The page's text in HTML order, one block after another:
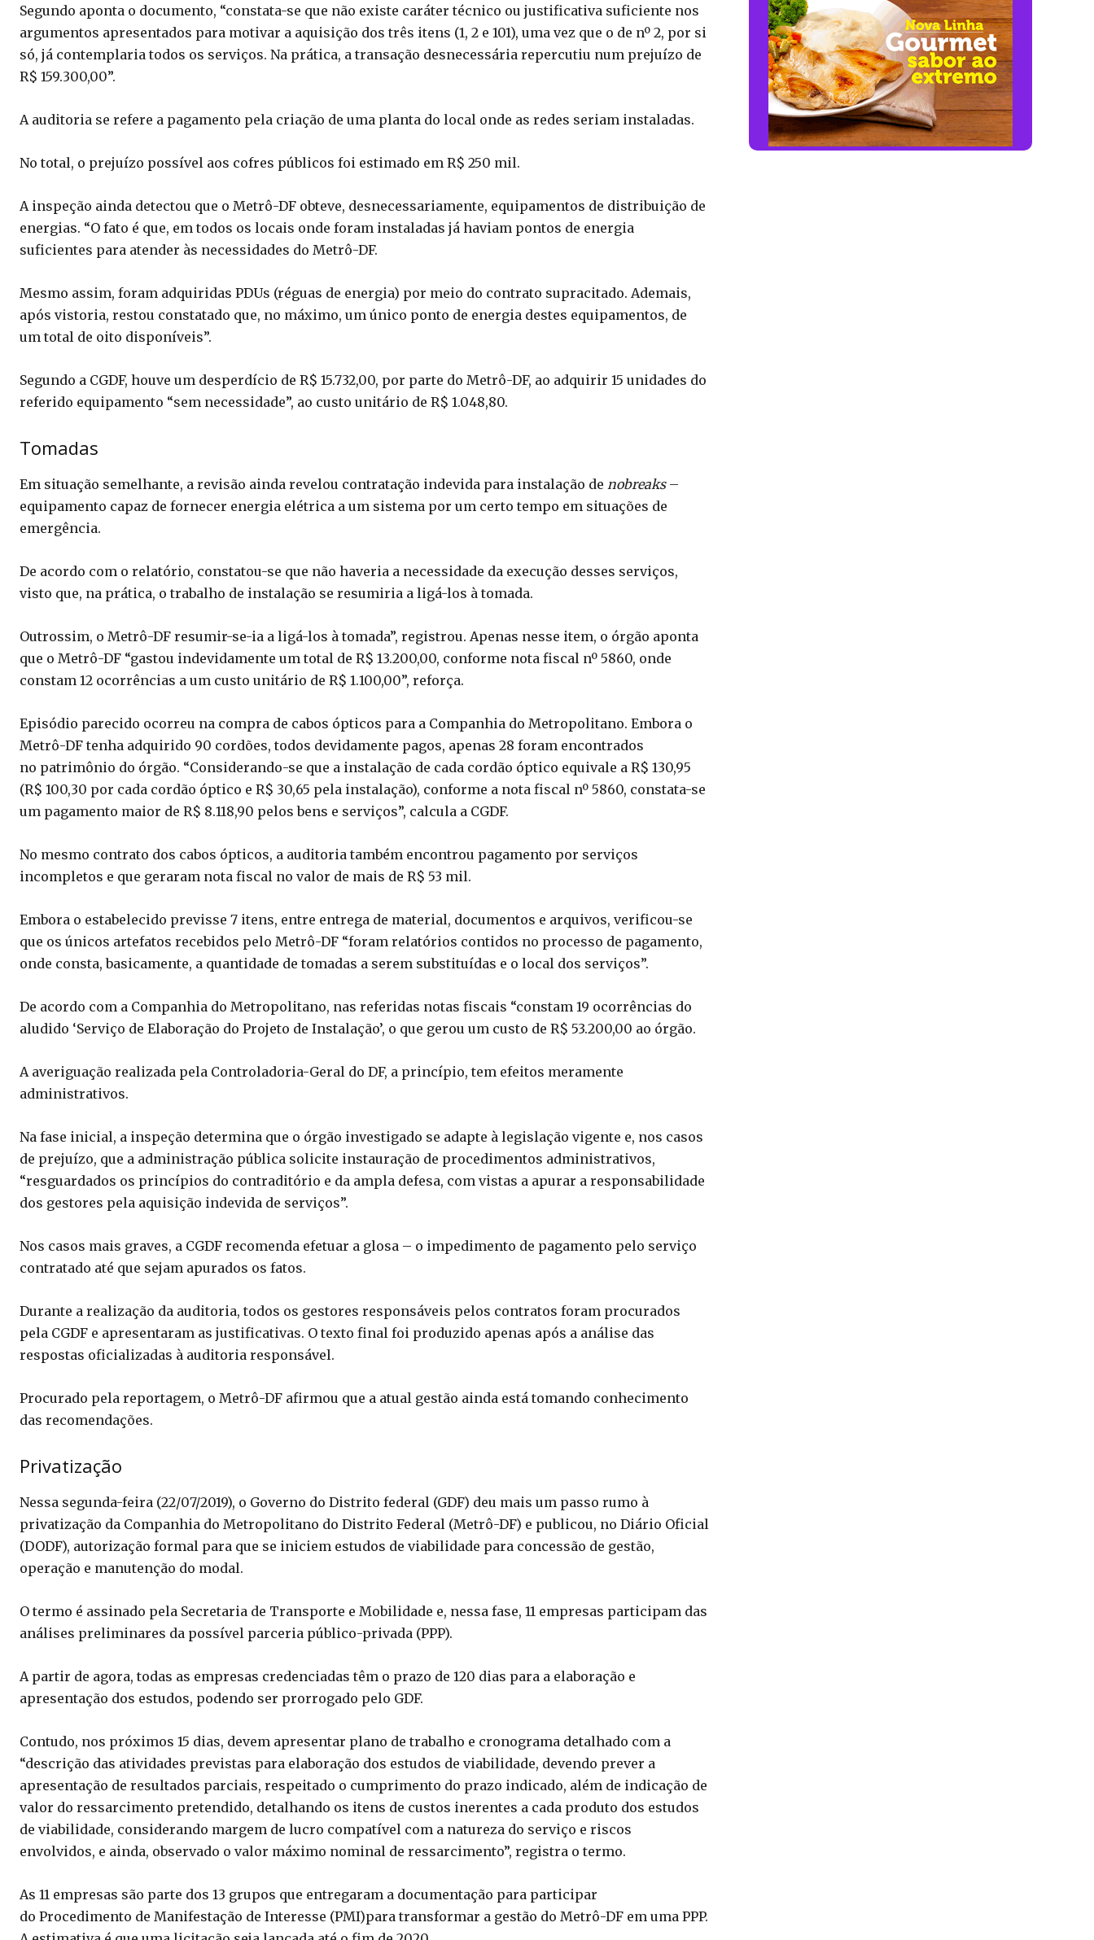
Segundo aponta o documento, “constata-se que não existe caráter técnico ou justificativa suficiente nos
argumentos apresentados para motivar a aquisição dos três itens (1, 2 e 101), uma vez que o de nº 2, por si
só, já contemplaria todos os serviços. Na prática, a transação desnecessária repercutiu num prejuízo de
R$ 159.300,00”.
A auditoria se refere a pagamento pela criação de uma planta do local onde as redes seriam instaladas.
No total, o prejuízo possível aos cofres públicos foi estimado em R$ 250 mil.
A inspeção ainda detectou que o Metrô-DF obteve, desnecessariamente, equipamentos de distribuição de
energias. “O fato é que, em todos os locais onde foram instaladas já haviam pontos de energia
suficientes para atender às necessidades do Metrô-DF.
Mesmo assim, foram adquiridas PDUs (réguas de energia) por meio do contrato supracitado. Ademais,
após vistoria, restou constatado que, no máximo, um único ponto de energia destes equipamentos, de
um total de oito disponíveis”.
Segundo a CGDF, houve um desperdício de R$ 15.732,00, por parte do Metrô-DF, ao adquirir 15 unidades do
referido equipamento “sem necessidade”, ao custo unitário de R$ 1.048,80.
Tomadas
Em situação semelhante, a revisão ainda revelou contratação indevida para instalação de nobreaks–
equipamento capaz de fornecer energia elétrica a um sistema por um certo tempo em situações de
emergência.
De acordo com o relatório, constatou-se que não haveria a necessidade da execução desses serviços,
visto que, na prática, o trabalho de instalação se resumiria a ligá-los à tomada.
Outrossim, o Metrô-DF resumir-se-ia a ligá-los à tomada”, registrou. Apenas nesse item, o órgão aponta
que o Metrô-DF “gastou indevidamente um total de R$ 13.200,00, conforme nota fiscal nº 5860, onde
constam 12 ocorrências a um custo unitário de R$ 1.100,00”, reforça.
Episódio parecido ocorreu na compra de cabos ópticos para a Companhia do Metropolitano. Embora o
Metrô-DF tenha adquirido 90 cordões, todos devidamente pagos, apenas 28 foram encontrados
no patrimônio do órgão. “Considerando-se que a instalação de cada cordão óptico equivale a R$ 130,95
(R$ 100,30 por cada cordão óptico e R$ 30,65 pela instalação), conforme a nota fiscal nº 5860, constata-se
um pagamento maior de R$ 8.118,90 pelos bens e serviços”, calcula a CGDF.
No mesmo contrato dos cabos ópticos, a auditoria também encontrou pagamento por serviços
incompletos e que geraram nota fiscal no valor de mais de R$ 53 mil.
Embora o estabelecido previsse 7 itens, entre entrega de material, documentos e arquivos, verificou-se
que os únicos artefatos recebidos pelo Metrô-DF “foram relatórios contidos no processo de pagamento,
onde consta, basicamente, a quantidade de tomadas a serem substituídas e o local dos serviços”.
De acordo com a Companhia do Metropolitano, nas referidas notas fiscais “constam 19 ocorrências do
aludido ‘Serviço de Elaboração do Projeto de Instalação’, o que gerou um custo de R$ 53.200,00 ao órgão.
A averiguação realizada pela Controladoria-Geral do DF, a princípio, tem efeitos meramente
administrativos.
Na fase inicial, a inspeção determina que o órgão investigado se adapte à legislação vigente e, nos casos
de prejuízo, que a administração pública solicite instauração de procedimentos administrativos,
“resguardados os princípios do contraditório e da ampla defesa, com vistas a apurar a responsabilidade
dos gestores pela aquisição indevida de serviços”.
Nos casos mais graves, a CGDF recomenda efetuar a glosa – o impedimento de pagamento pelo serviço
contratado até que sejam apurados os fatos.
Durante a realização da auditoria, todos os gestores responsáveis pelos contratos foram procurados
pela CGDF e apresentaram as justificativas. O texto final foi produzido apenas após a análise das
respostas oficializadas à auditoria responsável.
Procurado pela reportagem, o Metrô-DF afirmou que a atual gestão ainda está tomando conhecimento
das recomendações.
Privatização
Nessa segunda-feira (22/07/2019), o Governo do Distrito federal (GDF) deu mais um passo rumo à
privatização da Companhia do Metropolitano do Distrito Federal (Metrô-DF) e publicou, no Diário Oficial
(DODF), autorização formal para que se iniciem estudos de viabilidade para concessão de gestão,
operação e manutenção do modal.
O termo é assinado pela Secretaria de Transporte e Mobilidade e, nessa fase, 11 empresas participam das
análises preliminares da possível parceria público-privada (PPP).
A partir de agora, todas as empresas credenciadas têm o prazo de 120 dias para a elaboração e
apresentação dos estudos, podendo ser prorrogado pelo GDF.
Contudo, nos próximos 15 dias, devem apresentar plano de trabalho e cronograma detalhado com a
“descrição das atividades previstas para elaboração dos estudos de viabilidade, devendo prever a
apresentação de resultados parciais, respeitado o cumprimento do prazo indicado, além de indicação de
valor do ressarcimento pretendido, detalhando os itens de custos inerentes a cada produto dos estudos
de viabilidade, considerando margem de lucro compatível com a natureza do serviço e riscos
envolvidos, e ainda, observado o valor máximo nominal de ressarcimento”, registra o termo.
As 11 empresas são parte dos 13 grupos que entregaram a documentação para participar
do Procedimento de Manifestação de Interesse (PMI)para transformar a gestão do Metrô-DF em uma PPP.